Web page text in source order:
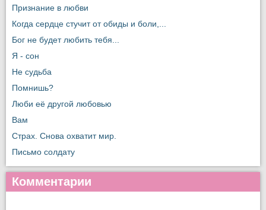
Признание в любви
Когда сердце стучит от обиды и боли,...
Бог не будет любить тебя...
Я - сон
Не судьба
Помнишь?
Люби её другой любовью
Вам
Страх. Снова охватит мир.
Письмо солдату
Комментарии